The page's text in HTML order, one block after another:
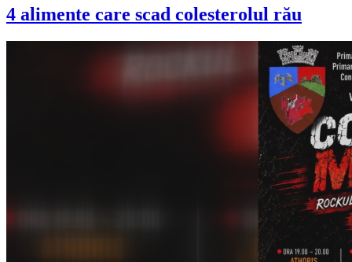
4 alimente care scad colesterolul rău